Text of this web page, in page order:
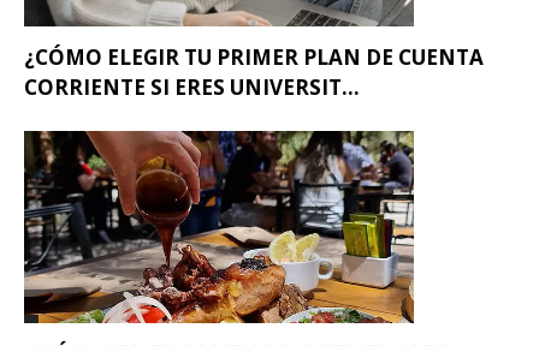
¿CÓMO ELEGIR TU PRIMER PLAN DE CUENTA
CORRIENTE SI ERES UNIVERSIT...